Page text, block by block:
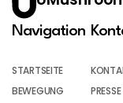
Navigation
STARTSEITE
BEWEGUNG
PRESSE